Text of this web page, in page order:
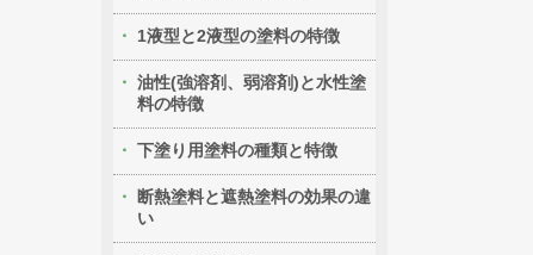
1液型と2液型の塗料の特徴
油性(強溶剤、弱溶剤)と水性塗
料の特徴
下塗り用塗料の種類と特徴
断熱塗料と遮熱塗料の効果の違
い